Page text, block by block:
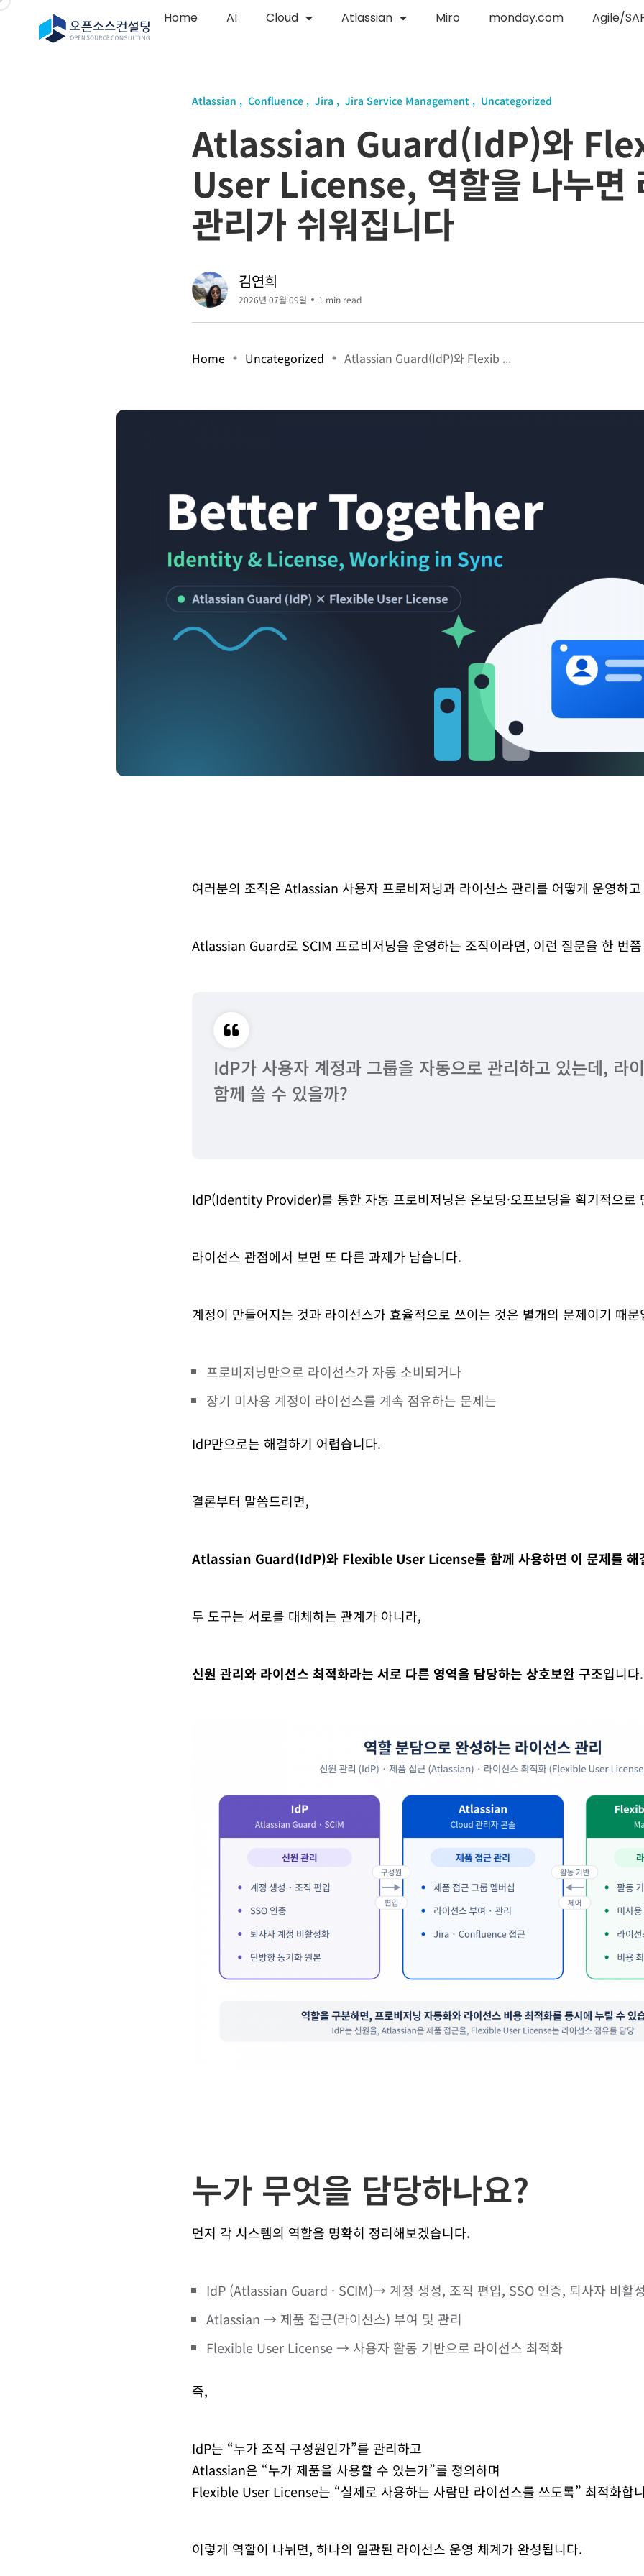
Home AI Cloud Atlassian Miro monday.com Agile/
Atlassian Confluence Jira Jira Service Management Uncategorized
Atlassian Guard(IdP)와
User License, 역할을 나누면
관리가 쉬워집니다
김연희
2026년 07월 09일 1 min read
Home Uncategorized Atlassian Guard(IdP)와 Flexib ...
여러분의 조직은 Atlassian 사용자 프로비저닝과 라이선스 관리를 어떻게 운영하
Atlassian Guard로 SCIM 프로비저닝을 운영하는 조직이라면, 이런 질문을 한 번
IdP가 사용자 계정과 그룹을 자동으로 관리하고 있는데, 라
함께 쓸 수 있을까?
IdP(Identity Provider)를 통한 자동 프로비저닝은 온보딩·오프보딩을 획기적으로
라이선스 관점에서 보면 또 다른 과제가 남습니다.
계정이 만들어지는 것과 라이선스가 효율적으로 쓰이는 것은 별개의 문제이기 때문
프로비저닝만으로 라이선스가 자동 소비되거나
장기 미사용 계정이 라이선스를 계속 점유하는 문제는
IdP만으로는 해결하기 어렵습니다.
결론부터 말씀드리면,
Atlassian Guard(IdP)와 Flexible User License를 함께 사용하면 이 문제를 해
두 도구는 서로를 대체하는 관계가 아니라,
신원 관리와 라이선스 최적화라는 서로 다른 영역을 담당하는 상호보완 구조입니다.
누가 무엇을 담당하나요?
먼저 각 시스템의 역할을 명확히 정리해보겠습니다.
IdP (Atlassian Guard · SCIM)→ 계정 생성, 조직 편입, SSO 인증, 퇴사자 비활
Atlassian → 제품 접근(라이선스) 부여 및 관리
Flexible User License → 사용자 활동 기반으로 라이선스 최적화
즉,
IdP는 “누가 조직 구성원인가”를 관리하고
Atlassian은 “누가 제품을 사용할 수 있는가”를 정의하며
Flexible User License는 “실제로 사용하는 사람만 라이선스를 쓰도록” 최적화합
이렇게 역할이 나뉘면, 하나의 일관된 라이선스 운영 체계가 완성됩니다.